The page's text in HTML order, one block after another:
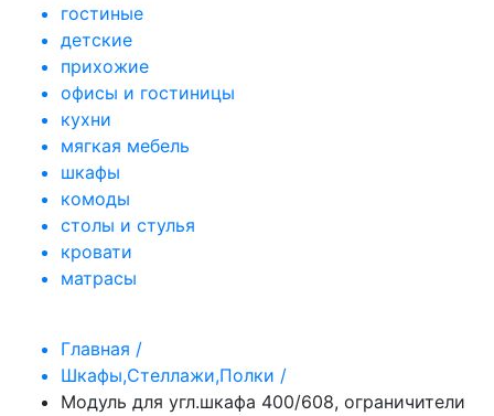
гостиные
детские
прихожие
офисы и гостиницы
кухни
мягкая мебель
шкафы
комоды
столы и стулья
кровати
матрасы
Главная /
Шкафы,Стеллажи,Полки /
Модуль для угл.шкафа 400/608, ограничители